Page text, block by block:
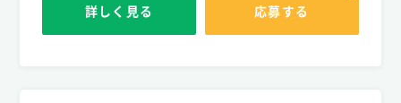
詳しく見る 応募する